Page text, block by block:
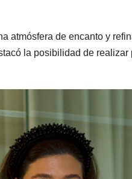
atmósfera de encanto y
la posibilidad de